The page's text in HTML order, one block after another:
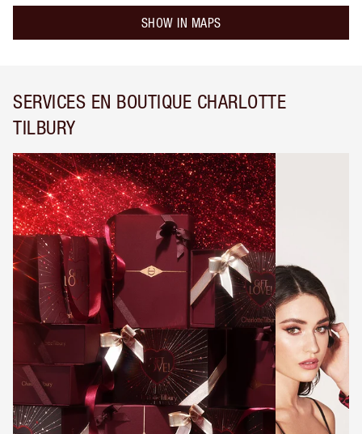
SHOW IN MAPS
SERVICES EN BOUTIQUE CHARLOTTE
TILBURY